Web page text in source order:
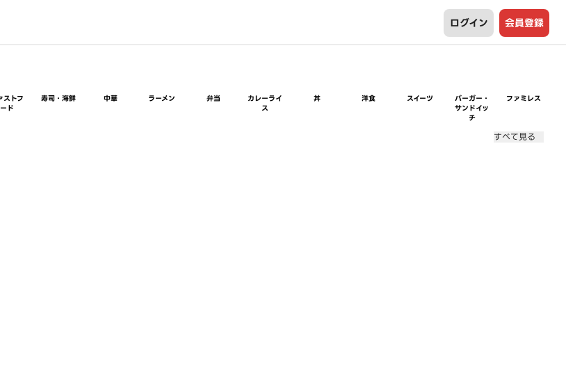
ログイン 会員登録
ストフ
ード
寿司・海鮮 中華 ラーメン 弁当
カレーライ
ス
丼 洋食 スイーツ
バーガー・
サンドイッ
チ
ファミレス
すべて見る